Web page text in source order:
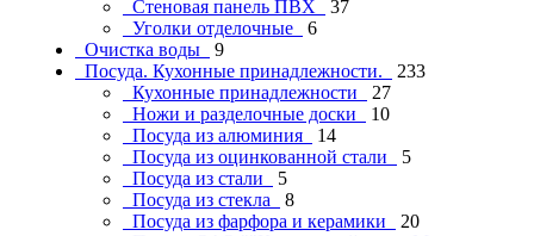
Стеновая панель ПВХ
37
Уголки отделочные
6
Очистка воды
9
Посуда. Кухонные принадлежности.
233
Кухонные принадлежности
27
Ножи и разделочные доски
10
Посуда из алюминия
14
Посуда из оцинкованной стали
5
Посуда из стали
5
Посуда из стекла
8
Посуда из фарфора и керамики
20